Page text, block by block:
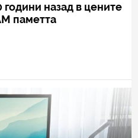
назад в цените
паметта